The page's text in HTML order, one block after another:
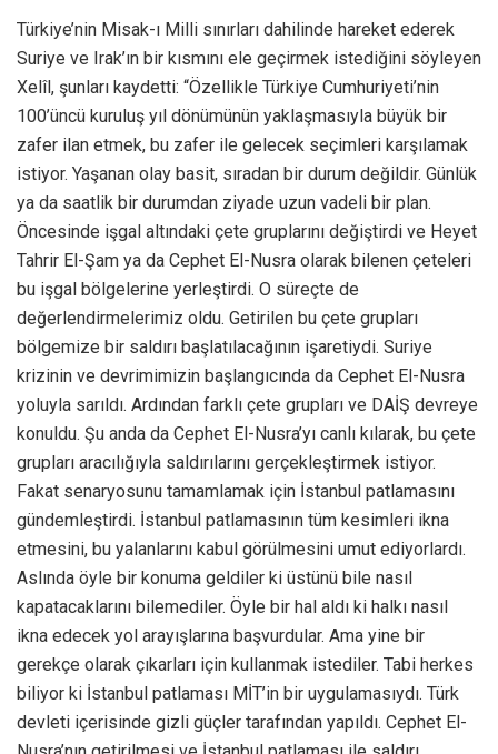
Türkiye’nin Misak-ı Milli sınırları dahilinde hareket ederek
Suriye ve Irak’ın bir kısmını ele geçirmek istediğini söyleyen
Xelîl, şunları kaydetti: “Özellikle Türkiye Cumhuriyeti’nin
100’üncü kuruluş yıl dönümünün yaklaşmasıyla büyük bir
zafer ilan etmek, bu zafer ile gelecek seçimleri karşılamak
istiyor. Yaşanan olay basit, sıradan bir durum değildir. Günlük
ya da saatlik bir durumdan ziyade uzun vadeli bir plan.
Öncesinde işgal altındaki çete gruplarını değiştirdi ve Heyet
Tahrir El-Şam ya da Cephet El-Nusra olarak bilenen çeteleri
bu işgal bölgelerine yerleştirdi. O süreçte de
değerlendirmelerimiz oldu. Getirilen bu çete grupları
bölgemize bir saldırı başlatılacağının işaretiydi. Suriye
krizinin ve devrimimizin başlangıcında da Cephet El-Nusra
yoluyla sarıldı. Ardından farklı çete grupları ve DAİŞ devreye
konuldu. Şu anda da Cephet El-Nusra’yı canlı kılarak, bu çete
grupları aracılığıyla saldırılarını gerçekleştirmek istiyor.
Fakat senaryosunu tamamlamak için İstanbul patlamasını
gündemleştirdi. İstanbul patlamasının tüm kesimleri ikna
etmesini, bu yalanlarını kabul görülmesini umut ediyorlardı.
Aslında öyle bir konuma geldiler ki üstünü bile nasıl
kapatacaklarını bilemediler. Öyle bir hal aldı ki halkı nasıl
ikna edecek yol arayışlarına başvurdular. Ama yine bir
gerekçe olarak çıkarları için kullanmak istediler. Tabi herkes
biliyor ki İstanbul patlaması MİT’in bir uygulamasıydı. Türk
devleti içerisinde gizli güçler tarafından yapıldı. Cephet El-